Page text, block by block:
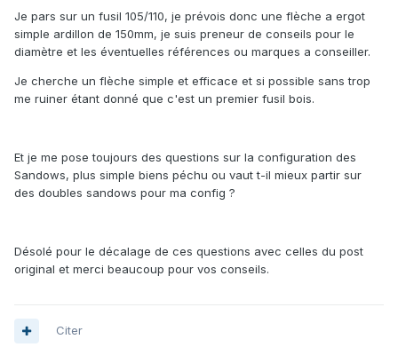
Je pars sur un fusil 105/110, je prévois donc une flèche a ergot
simple ardillon de 150mm, je suis preneur de conseils pour le
diamètre et les éventuelles références ou marques a conseiller.
Je cherche un flèche simple et efficace et si possible sans trop
me ruiner étant donné que c'est un premier fusil bois.
Et je me pose toujours des questions sur la configuration des
Sandows, plus simple biens péchu ou vaut t-il mieux partir sur
des doubles sandows pour ma config ?
Désolé pour le décalage de ces questions avec celles du post
original et merci beaucoup pour vos conseils.
Citer